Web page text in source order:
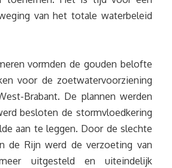
van het totale waterbeleid
vormden de gouden belofte
voor de zoetwatervoorziening
Brabant. De plannen werden
besloten de stormvloedkering
aan te leggen. Door de slechte
de Rijn werd de verzoeting van
uitgesteld en uiteindelijk